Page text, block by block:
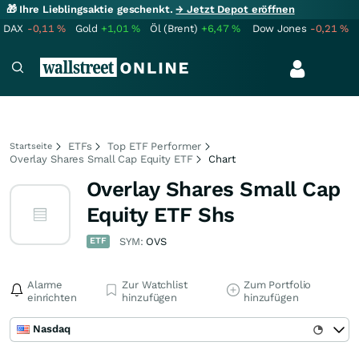
🎁 Ihre Lieblingsaktie geschenkt.→ Jetzt Depot eröffnen
DAX -0,11% Gold +1,01% Öl (Brent) +6,47% Dow Jones -0,21%
Startseite ETFs
Top ETF Performer
Overlay Shares Small Cap Equity ETF
Chart
Overlay Shares Small Cap
Equity ETF Shs
ETF SYM: OVS
Alarme
einrichten
Zur Watchlist
hinzufügen
Zum Portfolio
hinzufügen
Nasdaq